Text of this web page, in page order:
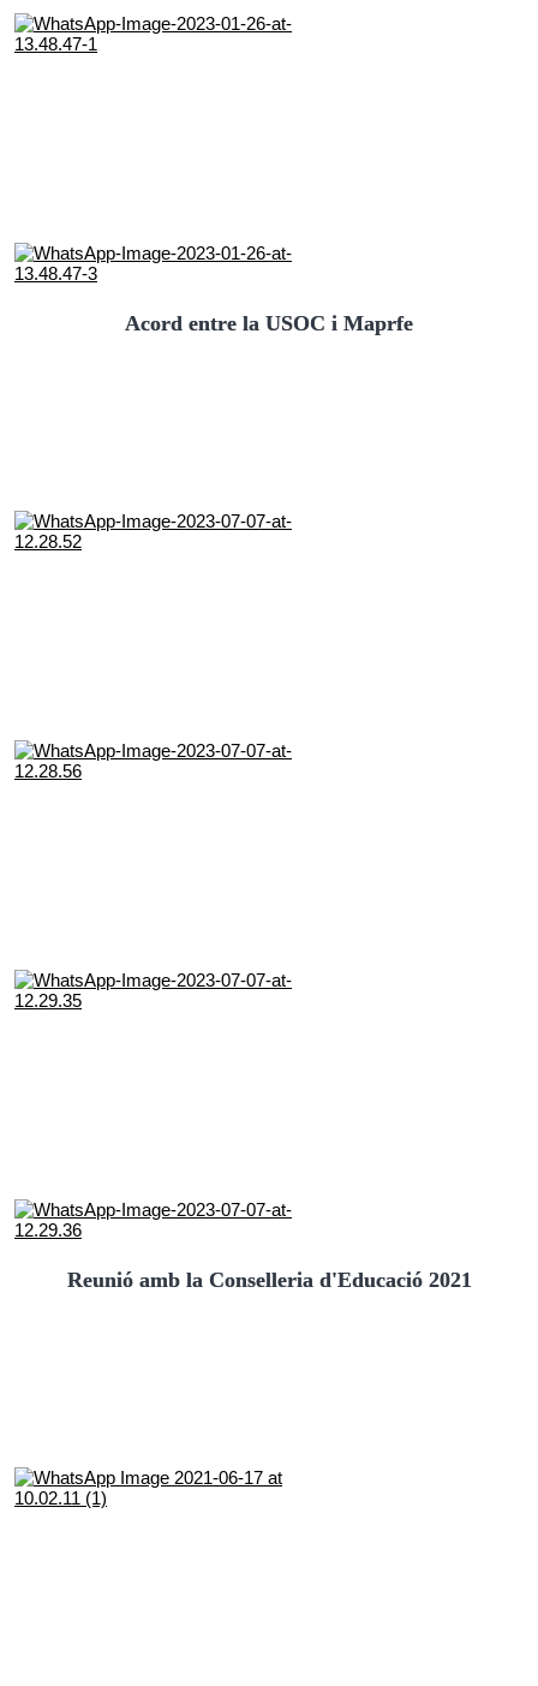
Acord entre la USOC i Maprfe
Reunió amb la Conselleria d'Educació 2021